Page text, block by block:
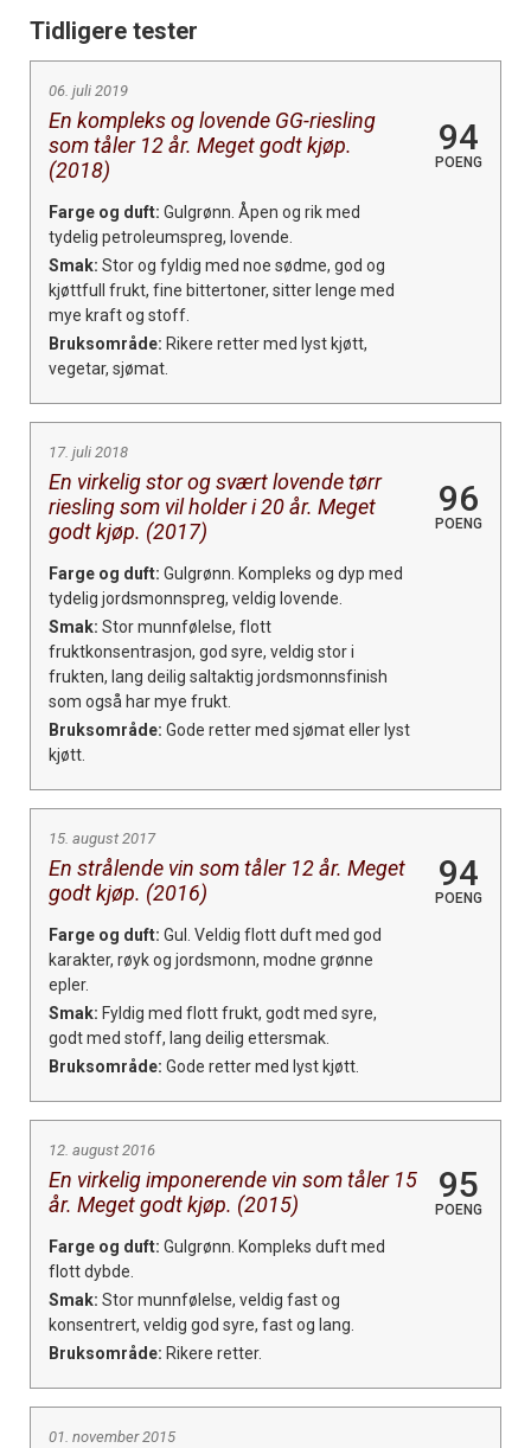
Tidligere tester
06. juli 2019
En kompleks og lovende GG-riesling
som tåler 12 år. Meget godt kjøp.
(2018)
94
POENG
Farge og duft: Gulgrønn. Åpen og rik med
tydelig petroleumspreg, lovende.
Smak: Stor og fyldig med noe sødme, god og
kjøttfull frukt, fine bittertoner, sitter lenge med
mye kraft og stoff.
Bruksområde: Rikere retter med lyst kjøtt,
vegetar, sjømat.
17. juli 2018
En virkelig stor og svært lovende tørr
riesling som vil holder i 20 år. Meget
godt kjøp. (2017)
96
POENG
Farge og duft: Gulgrønn. Kompleks og dyp med
tydelig jordsmonnspreg, veldig lovende.
Smak: Stor munnfølelse, flott
fruktkonsentrasjon, god syre, veldig stor i
frukten, lang deilig saltaktig jordsmonnsfinish
som også har mye frukt.
Bruksområde: Gode retter med sjømat eller lyst
kjøtt.
15. august 2017
En strålende vin som tåler 12 år. Meget
godt kjøp. (2016)
94
POENG
Farge og duft: Gul. Veldig flott duft med god
karakter, røyk og jordsmonn, modne grønne
epler.
Smak: Fyldig med flott frukt, godt med syre,
godt med stoff, lang deilig ettersmak.
Bruksområde: Gode retter med lyst kjøtt.
12. august 2016
En virkelig imponerende vin som tåler 15
år. Meget godt kjøp. (2015)
95
POENG
Farge og duft: Gulgrønn. Kompleks duft med
flott dybde.
Smak: Stor munnfølelse, veldig fast og
konsentrert, veldig god syre, fast og lang.
Bruksområde: Rikere retter.
01. november 2015